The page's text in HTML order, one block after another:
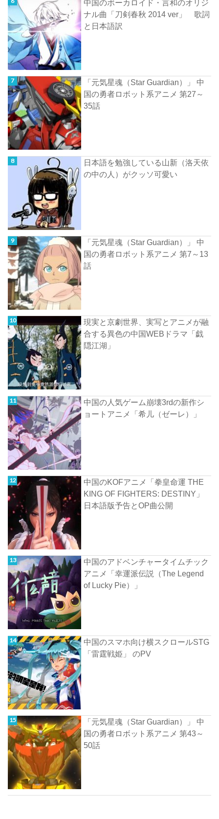
中国のボーカロイド・言和のオリジ
ナル曲「刀剣春秋 2014 ver」 歌詞
と日本語訳
「元気星魂（Star Guardian）」 中
国の勇者ロボット系アニメ 第27～
35話
日本語を勉強している山新（洛天依
の中の人）がクッソ可愛い
「元気星魂（Star Guardian）」 中
国の勇者ロボット系アニメ 第7～13
話
現実と京劇世界、実写とアニメが融
合する異色の中国WEBドラマ「戯
隠江湖」
中国の人気ゲーム崩壊3rdの新作シ
ョートアニメ「希儿（ゼーレ）」
中国のKOFアニメ「拳皇命運 THE
KING OF FIGHTERS: DESTINY」
日本語版予告とOP曲公開
中国のアドベンチャータイムチック
アニメ「幸運派伝説（The Legend
of Lucky Pie）」
中国のスマホ向け横スクロールSTG
「雷霆戦姫」 のPV
「元気星魂（Star Guardian）」 中
国の勇者ロボット系アニメ 第43～
50話